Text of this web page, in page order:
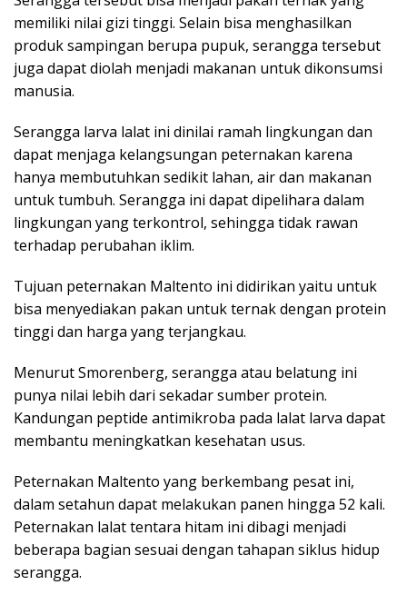
memiliki nilai gizi tinggi. Selain bisa menghasilkan
produk sampingan berupa pupuk, serangga tersebut
juga dapat diolah menjadi makanan untuk dikonsumsi
manusia.
Serangga larva lalat ini dinilai ramah lingkungan dan
dapat menjaga kelangsungan peternakan karena
hanya membutuhkan sedikit lahan, air dan makanan
untuk tumbuh. Serangga ini dapat dipelihara dalam
lingkungan yang terkontrol, sehingga tidak rawan
terhadap perubahan iklim.
Tujuan peternakan Maltento ini didirikan yaitu untuk
bisa menyediakan pakan untuk ternak dengan protein
tinggi dan harga yang terjangkau.
Menurut Smorenberg, serangga atau belatung ini
punya nilai lebih dari sekadar sumber protein.
Kandungan peptide antimikroba pada lalat larva dapat
membantu meningkatkan kesehatan usus.
Peternakan Maltento yang berkembang pesat ini,
dalam setahun dapat melakukan panen hingga 52 kali.
Peternakan lalat tentara hitam ini dibagi menjadi
beberapa bagian sesuai dengan tahapan siklus hidup
serangga.